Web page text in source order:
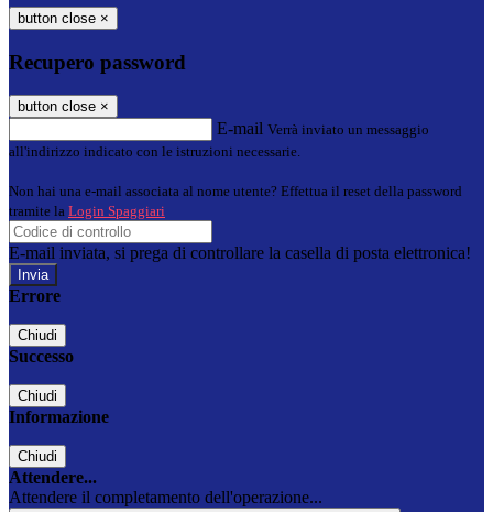
button close ×
Recupero password
button close ×
E-mail Verrà inviato un messaggio
all'indirizzo indicato con le istruzioni necessarie.
Non hai una e-mail associata al nome utente? Effettua il reset della password
tramite la Login Spaggiari
E-mail inviata, si prega di controllare la casella di posta elettronica!
Errore
Chiudi
Successo
Chiudi
Informazione
Chiudi
Attendere...
Attendere il completamento dell'operazione...